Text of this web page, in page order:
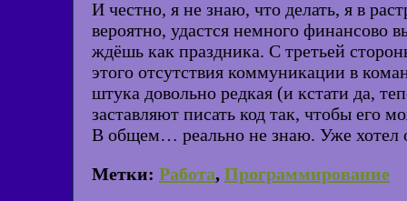
И честно, я не знаю, что делать, я в
вероятно, удастся немного финансово
ждёшь как праздника. С третьей
этого отсутствия коммуникации в
штука довольно редкая (и кстати да,
заставляют писать код так, чтобы его
В общем… реально не знаю. Уже хотел
Метки: Работа, Программирование